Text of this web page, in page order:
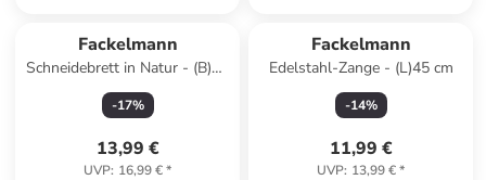
Fackelmann
Schneidebrett in Natur - (B)40
x (T)26 cm
-17%
13,99 €
UVP: 16,99 €*
Fackelmann
Edelstahl-Zange - (L)45 cm
-14%
11,99 €
UVP: 13,99 €*